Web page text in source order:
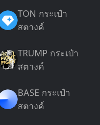
TON กระเป๋า
สตางค์
TRUMP กระเป๋า
สตางค์
BASE กระเป๋า
สตางค์